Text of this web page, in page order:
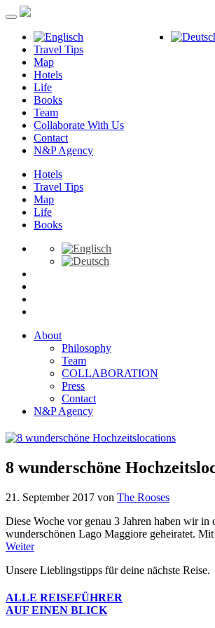
Travel Tips
Map
Hotels
Life
Books
Team
Collaborate With Us
Contact
N&P Agency
Hotels
Travel Tips
Map
Life
Books
About
Philosophy
Team
COLLABORATION
Press
Contact
N&P Agency
8 wunderschöne
21. September 2017 von The Rooses
Diese Woche vor genau 3 Jahren haben wir
wunderschönen Lago Maggiore geheiratet.
Weiter
Unsere Lieblingstipps für deine nächste Reise.
ALLE REISEFÜHRER
AUF EINEN BLICK